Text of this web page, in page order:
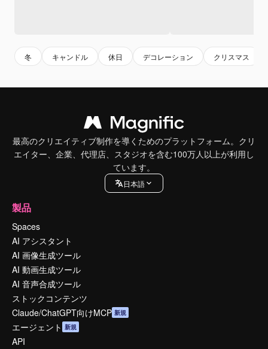
冬 キャンドル 休日 デコレーション クリスマス
最高のクリエイティブ制作を導くためのプラットフォーム。クリ
エイター、企業、代理店、スタジオを含む100万人以上が利用し
ています。
日本語
製品
Spaces
AI アシスタント
AI 画像生成ツール
AI 動画生成ツール
AI 音声合成ツール
ストックコンテンツ
Claude/ChatGPT向けMCP 新規
エージェント 新規
API